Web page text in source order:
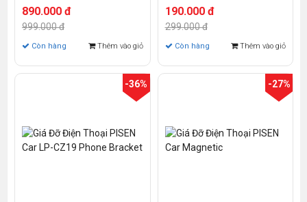
890.000 đ
999.000 đ
Còn hàng Thêm vào giỏ
Bracket
190.000 đ
299.000 đ
Còn hàng Thêm vào giỏ
-36% -27%